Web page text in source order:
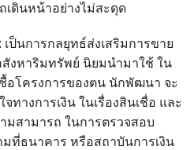
เดินหน้าอย่างไม่สะดุด
ป็นการกลยุทธ์ส่งเสริมการขาย
งหาริมทรัพย์ นิยมนำมาใช้ ใน
อโครงการของตน นักพัฒนา จะ
ทางการเงิน ในเรื่องสินเชื่อ และ
มสามารถ ในการตรวจสอบ
มที่ธนาคาร หรือสถาบันการเงิน